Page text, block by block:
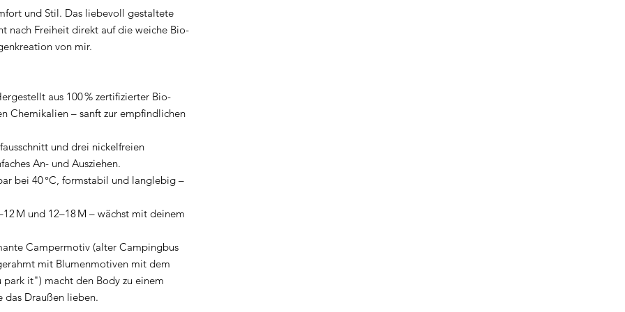
und Stil. Das liebevoll gestaltete
nach Freiheit direkt auf die weiche Bio-
von mir.
aus 100 % zertifizierter Bio-
Chemikalien – sanft zur empfindlichen
und drei nickelfreien
An- und Ausziehen.
bei 40 °C, formstabil und langlebig –
M und 12–18 M – wächst mit deinem
Campermotiv (alter Campingbus
mit Blumenmotiven mit dem
it") macht den Body zu einem
das Draußen lieben.